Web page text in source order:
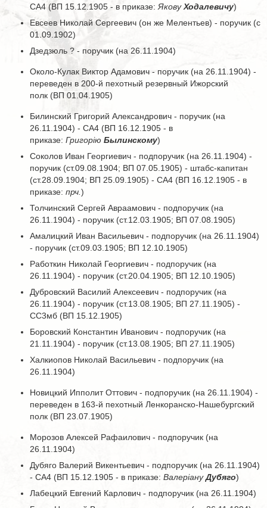
СА4 (ВП 15.12.1905 - в приказе: ЯковуХодалевичу)
Евсеев Николай Сергеевич (он же Мелентьев) - поручик (с
01.09.1902)
Дзедзюль ? - поручик (на 26.11.1904)
Около-Кулак Виктор Адамович - поручик (на 26.11.1904) -
переведен в 200-й пехотный резервный Ижорский
полк (ВП 01.04.1905)
Билинский Григорий Александрович - поручик (на
26.11.1904) - СА4 (ВП 16.12.1905 - в
приказе: Григорiю Былинскому)
Соколов Иван Георгиевич - подпоручик (на 26.11.1904) -
поручик (ст.09.08.1904; ВП 07.05.1905) - штабс-капитан
(ст.28.09.1904; ВП 25.09.1905) - СА4 (ВП 16.12.1905 - в
приказе: прч. )
Толчинский Сергей Авраамович - подпоручик (на
26.11.1904) - поручик (ст.12.03.1905; ВП 07.08.1905)
Амалицкий Иван Васильевич - подпоручик (на 26.11.1904)
- поручик (ст.09.03.1905; ВП 12.10.1905)
Работкин Николай Георгиевич - подпоручик (на
26.11.1904) - поручик (ст.20.04.1905; ВП 12.10.1905)
Дубровский Василий Алексеевич - подпоручик (на
26.11.1904) - поручик (ст.13.08.1905; ВП 27.11.1905) -
СС3мб (ВП 15.12.1905)
Боровский Константин Иванович - подпоручик (на
21.11.1904) - поручик (ст.13.08.1905; ВП 27.11.1905)
Халкиопов Николай Васильевич - подпоручик (на
26.11.1904)
Новицкий Ипполит Оттович - подпоручик (на 26.11.1904) -
переведен в 163-й пехотный Ленкоранско-Нашебургский
полк (ВП 23.07.1905)
Морозов Алексей Рафаилович - подпоручик (на
26.11.1904)
Дубяго Валерий Викентьевич - подпоручик (на 26.11.1904)
- СА4 (ВП 15.12.1905 - в приказе: ВалерiануДубяго)
Лабецкий Евгений Карлович - подпоручик (на 26.11.1904)